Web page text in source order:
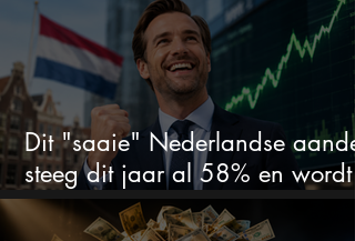
Dit "saaie" Nederlandse
steeg dit jaar al 58% en wordt
volgens analisten onderschat